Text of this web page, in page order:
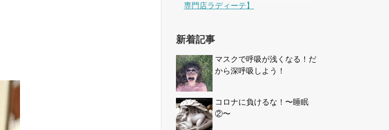
専門店ラディーテ】
新着記事
マスクで呼吸が浅くなる！だ
から深呼吸しよう！
コロナに負けるな！〜睡眠
②〜